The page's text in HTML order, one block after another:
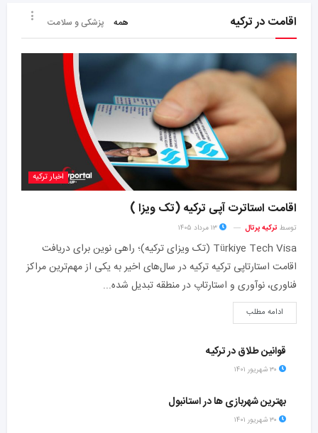
اقامت در ترکیه همه پزشکی و سلامت
اخبار ترکیه
اقامت استاترت آپی ترکیه (تک ویزا )
توسط ترکیه پرتال
Türkiye Tech Visa (تک ویزای ترکیه)؛ راهی نوین برای دریافت
اقامت استارتاپی ترکیه ترکیه در سال‌های اخیر به یکی از مهم‌ترین مراکز
فناوری، نوآوری و استارتاپ در منطقه تبدیل شده...
ادامه مطلب
قوانین طلاق در ترکیه
بهترین شهربازی ها در استانبول